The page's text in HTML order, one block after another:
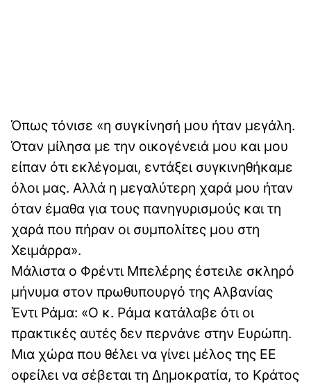
Όπως τόνισε «η συγκίνησή μου ήταν μεγάλη.
Όταν μίλησα με την οικογένειά μου και μου
είπαν ότι εκλέγομαι, εντάξει συγκινηθήκαμε
όλοι μας. Αλλά η μεγαλύτερη χαρά μου ήταν
όταν έμαθα για τους πανηγυρισμούς και τη
χαρά που πήραν οι συμπολίτες μου στη
Χειμάρρα».
Μάλιστα ο Φρέντι Μπελέρης έστειλε σκληρό
μήνυμα στον πρωθυπουργό της Αλβανίας
Έντι Ράμα: «Ο κ. Ράμα κατάλαβε ότι οι
πρακτικές αυτές δεν περνάνε στην Ευρώπη.
Μια χώρα που θέλει να γίνει μέλος της ΕΕ
οφείλει να σέβεται τη Δημοκρατία, το Κράτος